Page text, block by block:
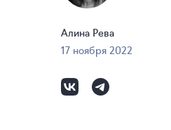
Алина Рева
17 ноября 2022